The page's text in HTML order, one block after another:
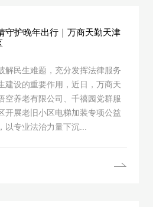
守护晚年出行｜万商天勤天津
解民生难题，充分发挥法律服务
建设的重要作用，近日，万商天
空养老有限公司、千禧园党群服
开展老旧小区电梯加装专项公益
专业法治力量下沉...